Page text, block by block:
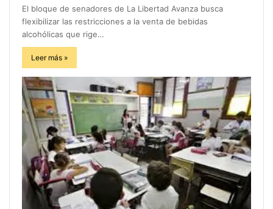
El bloque de senadores de La Libertad Avanza busca
flexibilizar las restricciones a la venta de bebidas
alcohólicas que rige…
Leer más »